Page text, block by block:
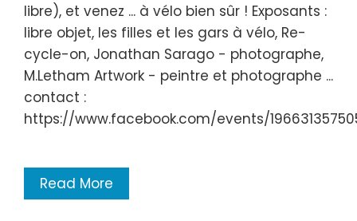
libre), et venez ... à vélo bien sûr ! Exposants :
libre objet, les filles et les gars à vélo, Re-
cycle-on, Jonathan Sarago - photographe,
M.Letham Artwork - peintre et photographe ...
contact :
https://www.facebook.com/events/
Read More